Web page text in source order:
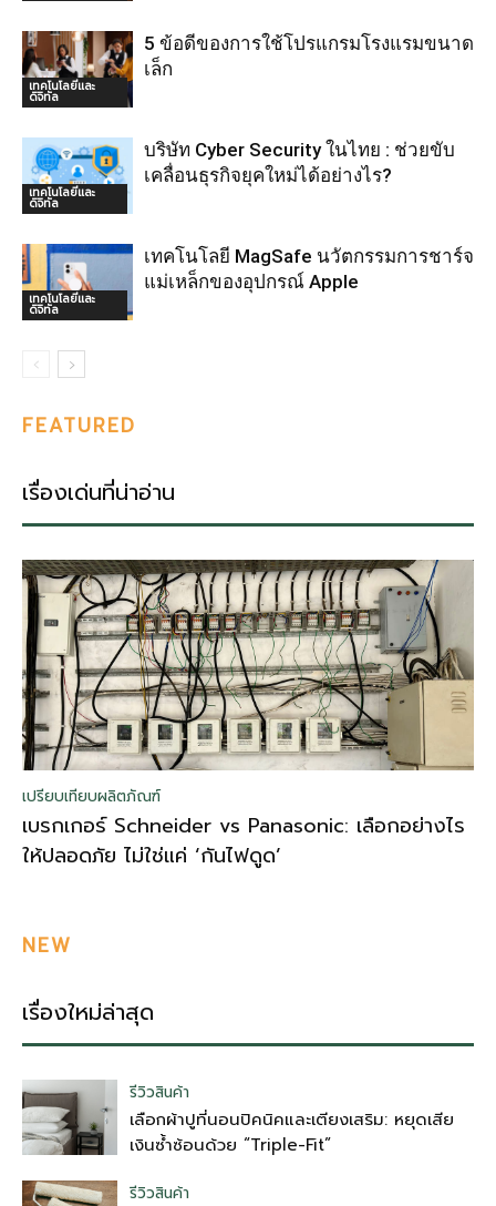
เทคโนโลยีและ
ดิจิทัล
5 ข้อดีของการใช้โปรแกรมโรงแรมขนาด
เล็ก
เทคโนโลยีและ
ดิจิทัล
บริษัท Cyber Security ในไทย : ช่วยขับ
เคลื่อนธุรกิจยุคใหม่ได้อย่างไร?
เทคโนโลยีและ
ดิจิทัล
เทคโนโลยี MagSafe นวัตกรรมการชาร์จ
แม่เหล็กของอุปกรณ์ Apple
FEATURED
เรื่องเด่นที่น่าอ่าน
เปรียบเทียบผลิตภัณฑ์
เบรกเกอร์ Schneider vs Panasonic: เลือกอย่างไร
ให้ปลอดภัย ไม่ใช่แค่ ‘กันไฟดูด’
NEW
เรื่องใหม่ล่าสุด
รีวิวสินค้า
เลือกผ้าปูที่นอนปิคนิคและเตียงเสริม: หยุดเสีย
เงินซ้ำซ้อนด้วย “Triple-Fit”
รีวิวสินค้า